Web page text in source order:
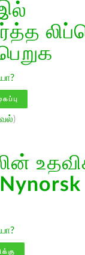
)
Nynorsk